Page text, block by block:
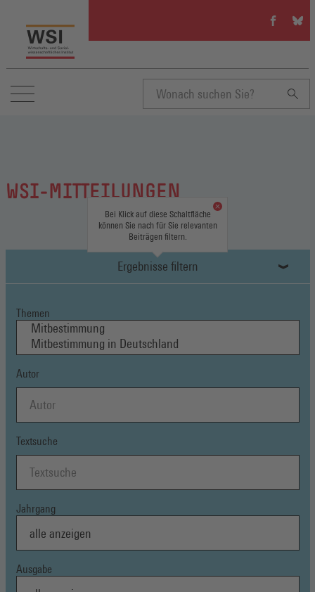
WSI
auf
(Öffnet
in
einem
neuen
WSI
auf
in
WSI-MITTEILUNGEN
Ergebnisse filtern
Bei Klick auf diese Schaltfläche
können Sie nach für Sie relevanten
Beiträgen filtern.
Themen
Autor
Textsuche
Jahrgang
Ausgabe